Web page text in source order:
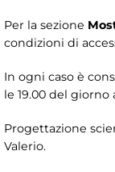
Per la sezione
condizioni di
In ogni caso è
le 19.00 del
Progettazione
Valerio.